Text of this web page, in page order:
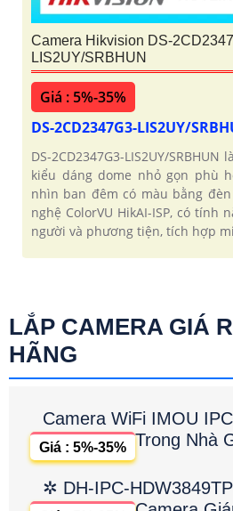
Camera Hikvision DS-
LIS2UY/SRBHUN
Giá : 5%-35%
DS-2CD2347G3-LIS2UY/
DS-2CD2347G3-LIS2UY/
kiểu dáng dome nhỏ gọn phù
nhìn ban đêm có màu bằng
nghệ ColorVU HikAI-ISP, có tính
người và phương tiện, tích hợp
LẮP CAMERA GIÁ
HÃNG
Camera WiFi IMOU
Trong Nhà
Giá : 5%-35%
✲ DH-IPC-